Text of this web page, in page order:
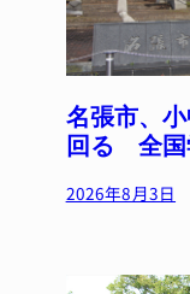
名張市、
回る 全国
2026年8月3日